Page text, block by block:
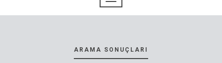
ARAMA SONUÇLARI